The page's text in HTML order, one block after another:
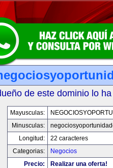
de este dominio lo
Mayusculas:
Minusculas:
Longitud:
22 caracteres
Categorias:
Negocios
Precio:
Realizar una oferta!